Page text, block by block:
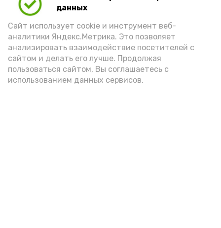
данных
Сайт использует cookie и инструмент веб-
аналитики Яндекс.Метрика. Это позволяет
анализировать взаимодействие посетителей с
сайтом и делать его лучше. Продолжая
пользоваться сайтом, Вы соглашаетесь с
использованием данных сервисов.